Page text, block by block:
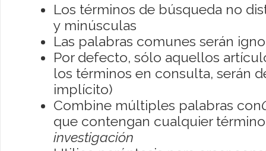
Los términos de búsqueda no
y minúsculas
Las palabras comunes serán
Por defecto, sólo aquellos
los términos en consulta, serán
implícito)
Combine múltiples palabras con
que contengan cualquier
investigación